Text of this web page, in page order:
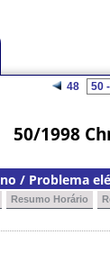
48
50/1998
/ Problema
Resumo Horário